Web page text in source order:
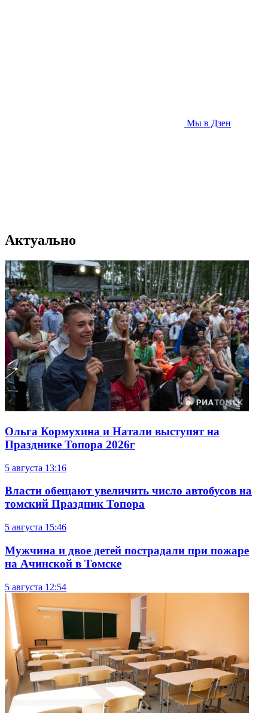
Мы в Дзен
Актуально
Ольга Кормухина и Натали выступят на
Празднике Топора 2026г
5 августа 13:16
Власти обещают увеличить число автобусов на
томский Праздник Топора
5 августа 15:46
Мужчина и двое детей пострадали при пожаре
на Ачинской в Томске
5 августа 12:54